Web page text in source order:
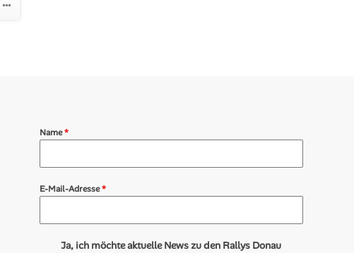
Name*
E-Mail-Adresse*
Ja, ich möchte aktuelle News zu den Rallys Donau